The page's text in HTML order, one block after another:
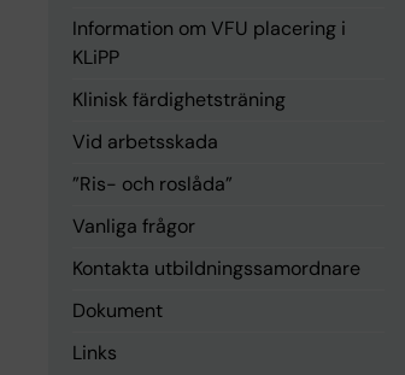
Information om VFU placering i
KLiPP
Klinisk färdighetsträning
Vid arbetsskada
”Ris- och roslåda”
Vanliga frågor
Kontakta utbildningssamordnare
Dokument
Links